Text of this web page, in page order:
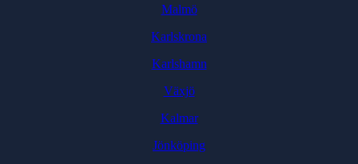
Malmö
Karlskrona
Karlshamn
Växjö
Kalmar
Jönköping